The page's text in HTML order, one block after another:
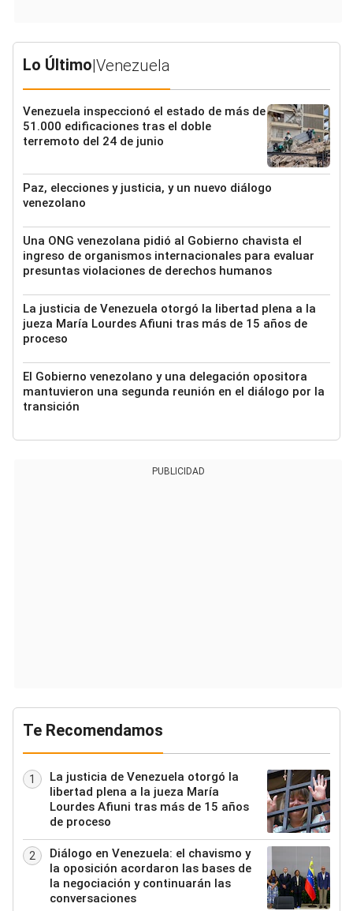
Lo Último|Venezuela
Venezuela inspeccionó el estado de más de
51.000 edificaciones tras el doble
terremoto del 24 de junio
Paz, elecciones y justicia, y un nuevo diálogo
venezolano
Una ONG venezolana pidió al Gobierno chavista el
ingreso de organismos internacionales para evaluar
presuntas violaciones de derechos humanos
La justicia de Venezuela otorgó la libertad plena a la
jueza María Lourdes Afiuni tras más de 15 años de
proceso
El Gobierno venezolano y una delegación opositora
mantuvieron una segunda reunión en el diálogo por la
transición
PUBLICIDAD
Te Recomendamos
1
La justicia de Venezuela otorgó la
libertad plena a la jueza María
Lourdes Afiuni tras más de 15 años
de proceso
2
Diálogo en Venezuela: el chavismo y
la oposición acordaron las bases de
la negociación y continuarán las
conversaciones